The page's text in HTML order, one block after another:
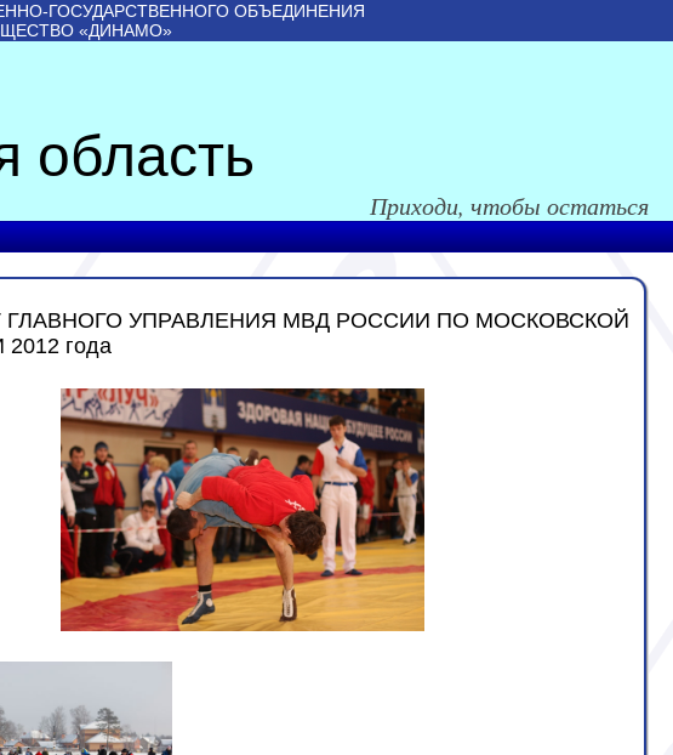
ГОСУДАРСТВЕННОГО ОБЪЕДИНЕНИЯ
«ДИНАМО»
область
Приходи, чтобы остаться
УПРАВЛЕНИЯ МВД РОССИИ ПО МОСКОВСКОЙ
года